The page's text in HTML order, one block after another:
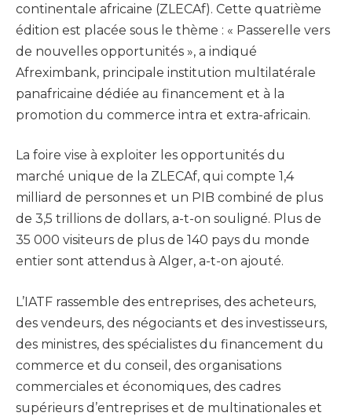
continentale africaine (ZLECAf). Cette quatrième
édition est placée sous le thème : « Passerelle vers
de nouvelles opportunités », a indiqué
Afreximbank, principale institution multilatérale
panafricaine dédiée au financement et à la
promotion du commerce intra et extra-africain.
La foire vise à exploiter les opportunités du
marché unique de la ZLECAf, qui compte 1,4
milliard de personnes et un PIB combiné de plus
de 3,5 trillions de dollars, a-t-on souligné. Plus de
35 000 visiteurs de plus de 140 pays du monde
entier sont attendus à Alger, a-t-on ajouté.
L’IATF rassemble des entreprises, des acheteurs,
des vendeurs, des négociants et des investisseurs,
des ministres, des spécialistes du financement du
commerce et du conseil, des organisations
commerciales et économiques, des cadres
supérieurs d’entreprises et de multinationales et